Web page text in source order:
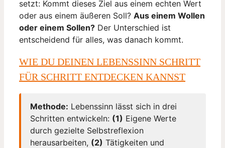
setzt: Kommt dieses Ziel aus einem echten Wert
oder aus einem äußeren Soll? Aus einem Wollen
oder einem Sollen? Der Unterschied ist
entscheidend für alles, was danach kommt.
WIE DU DEINEN LEBENSSINN SCHRITT
FÜR SCHRITT ENTDECKEN KANNST
Methode: Lebenssinn lässt sich in drei
Schritten entwickeln: (1) Eigene Werte
durch gezielte Selbstreflexion
herausarbeiten, (2) Tätigkeiten und